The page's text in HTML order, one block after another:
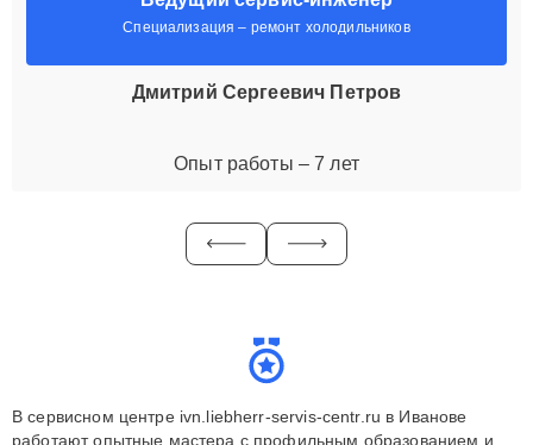
Специализация – ремонт холодильников
Дмитрий Сергеевич Петров
Опыт работы – 7 лет
В сервисном центре ivn.liebherr-servis-centr.ru в Иванове
работают опытные мастера с профильным образованием и